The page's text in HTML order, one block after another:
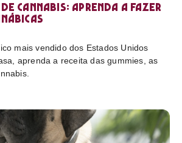
cannabis: aprenda a fazer
mais vendido dos Estados Unidos
aprenda a receita das gummies, as